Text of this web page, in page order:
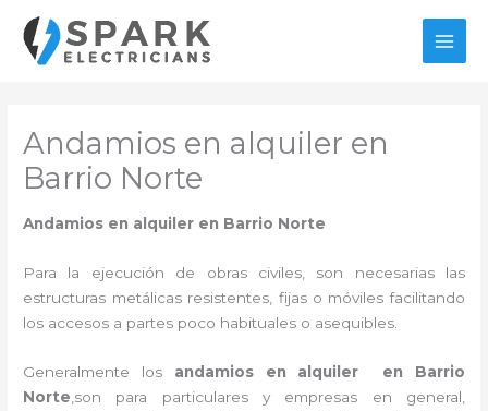
contenido
Andamios en alquiler en
Barrio Norte
Andamios en alquiler en Barrio Norte
Para la ejecución de obras civiles, son necesarias las
estructuras metálicas resistentes, fijas o móviles facilitando
los accesos a partes poco habituales o asequibles.
Generalmente los andamios en alquiler en Barrio
Norte ,son para particulares y empresas en general,